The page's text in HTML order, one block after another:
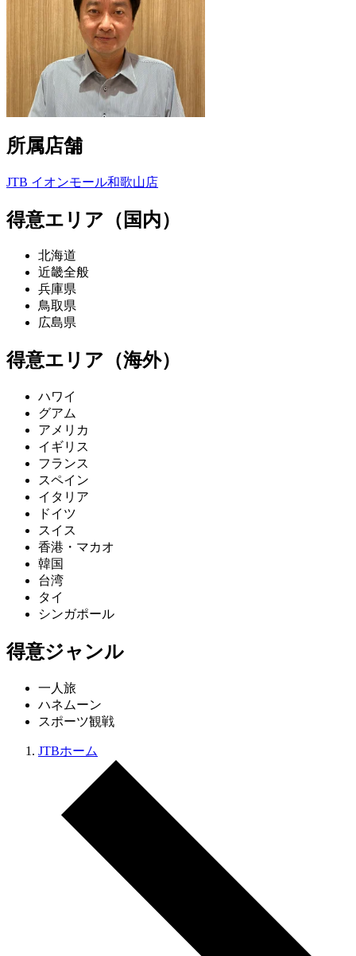
所属店舗
JTB イオンモール和歌山店
得意エリア（国内）
北海道
近畿全般
兵庫県
鳥取県
広島県
得意エリア（海外）
ハワイ
グアム
アメリカ
イギリス
フランス
スペイン
イタリア
ドイツ
スイス
香港・マカオ
韓国
台湾
タイ
シンガポール
得意ジャンル
一人旅
ハネムーン
スポーツ観戦
JTBホーム